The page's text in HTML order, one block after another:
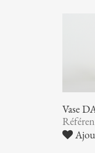
Vase